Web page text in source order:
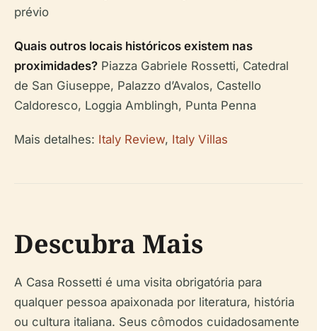
prévio
Quais outros locais históricos existem nas
proximidades? Piazza Gabriele Rossetti, Catedral
de San Giuseppe, Palazzo d’Avalos, Castello
Caldoresco, Loggia Amblingh, Punta Penna
Mais detalhes: Italy Review, Italy Villas
Descubra Mais
A Casa Rossetti é uma visita obrigatória para
qualquer pessoa apaixonada por literatura, história
ou cultura italiana. Seus cômodos cuidadosamente